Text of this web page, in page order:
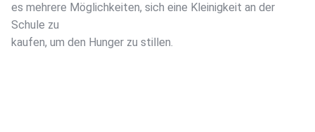
es mehrere Möglichkeiten, sich eine Kleinigkeit an der
Schule zu
kaufen, um den Hunger zu stillen.